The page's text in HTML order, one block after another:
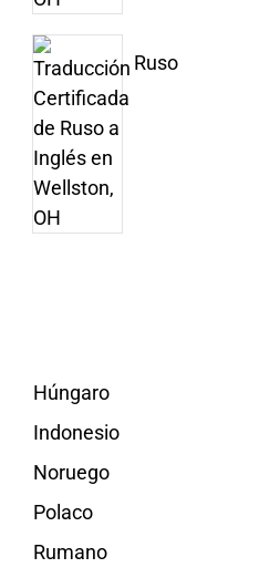
Ruso
Húngaro
Indonesio
Noruego
Polaco
Rumano